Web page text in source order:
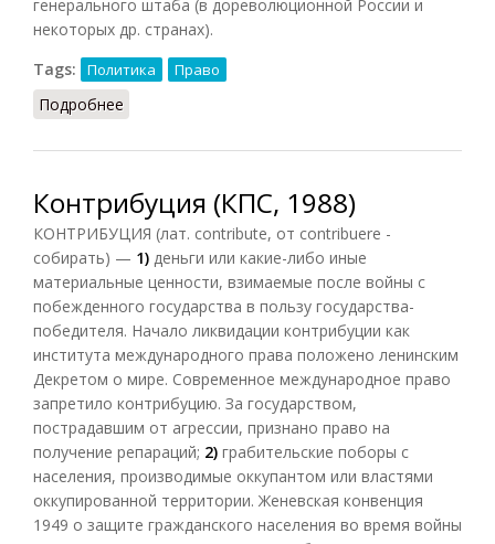
генерального штаба (в дореволюционной России и
некоторых др. странах).
Tags:
Политика Право
Подробнее
Контрибуция (КПС, 1988)
КОНТРИБУЦИЯ (лат. contribute, от contribuere -
собирать) — 1) деньги или какие-либо иные
материальные ценности, взимаемые после войны с
побежденного государства в пользу государства-
победителя. Начало ликвидации контрибуции как
института международного права положено ленинским
Декретом о мире. Современное международное право
запретило контрибуцию. За государством,
пострадавшим от агрессии, признано право на
получение репараций; 2) грабительские поборы с
населения, производимые оккупантом или властями
оккупированной территории. Женевская конвенция
1949 о защите гражданского населения во время войны